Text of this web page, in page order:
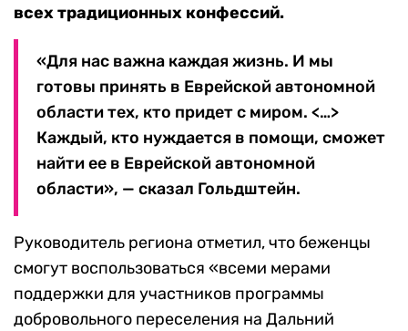
всех традиционных конфессий.
«Для нас важна каждая жизнь. И мы
готовы принять в Еврейской автономной
области тех, кто придет с миром. <…>
Каждый, кто нуждается в помощи, сможет
найти ее в Еврейской автономной
области», — сказал Гольдштейн.
Руководитель региона отметил, что беженцы
смогут воспользоваться «всеми мерами
поддержки для участников программы
добровольного переселения на Дальний